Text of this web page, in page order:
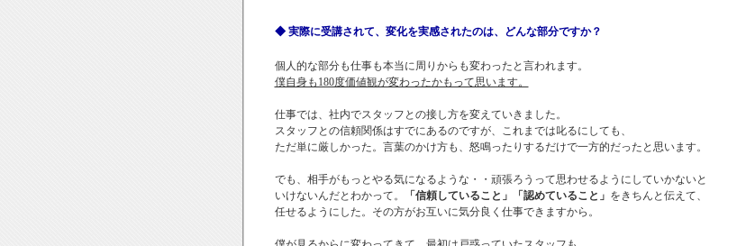
◆ 実際に受講されて、変化を実感されたのは、どんな部分ですか？
個人的な部分も仕事も本当に周りからも変わったと言われます。
僕自身も180度価値観が変わったかもって思います。
仕事では、社内でスタッフとの接し方を変えていきました。
スタッフとの信頼関係はすでにあるのですが、これまでは叱るにしても、
ただ単に厳しかった。言葉のかけ方も、怒鳴ったりするだけで一方的だったと思います。
でも、相手がもっとやる気になるような・・頑張ろうって思わせるようにしていかないと
いけないんだとわかって。
「信頼していること」「認めていること」 をきちんと伝えて、
任せるようにした。その方がお互いに気分良く仕事できますから。